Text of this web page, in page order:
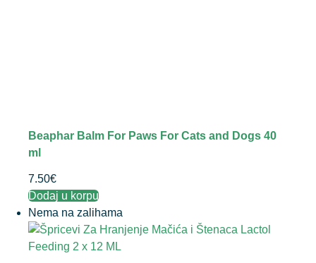
Beaphar Balm For Paws For Cats and Dogs 40
ml
7.50€
Dodaj u korpu
Nema na zalihama